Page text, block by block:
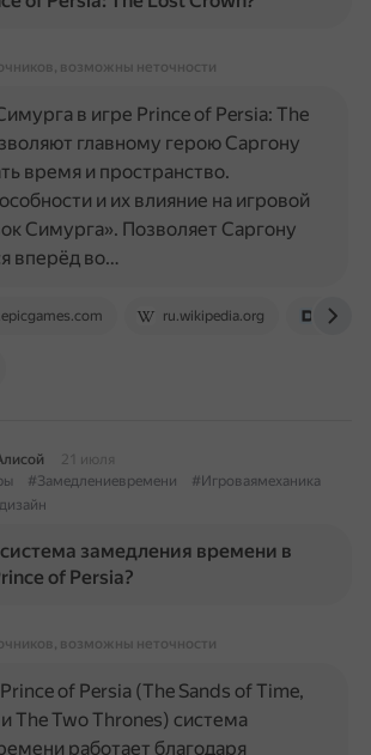
возможны неточности
ru.wikipedia.org dtf.ru
в игре Prince of Persia: The
главному герою Саргону
время и пространство.
и их влияние на игровой
Симурга». Позволяет Саргону
вперёд во…
21 июля
#Замедлениевремени
#Игроваямеханика
замедления времени в
of Persia?
возможны неточности
of Persia (The Sands of Time,
The Two Thrones) система
работает благодаря